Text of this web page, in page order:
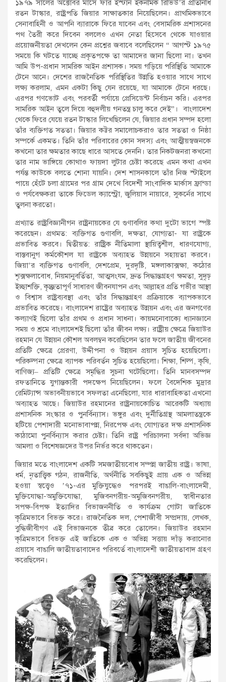
১৯৭৯ সালের অক্টোবর মাসে ফার ইস্টার্ন ইকনমিক রিভিউ’র প্রতিনিধি
রতন টাস্কার, রাষ্ট্রপতি জিয়ার সাক্ষাতকার নিয়েছিলেন। প্রাথমিকভাবে
সেনাবাহিনী ও আপনি ব্যারাকে ফিরে যাবেন এবং বেসামরিক প্রশাসনের
পথ তৈরী করে দিবেন বললেও এখন নেতা হিসেবে থেকে যাওয়ার
প্রয়োজনীয়তা দেখলেন কেন প্রশ্নের জবাবে বলেছিলেন “ আগস্ট ১৯৭৫
সময়ে কি ঘটতে যাচ্ছে প্রকৃতপক্ষে তা আমাদের জানা ছিলো না। তখন
আমি উপ-প্রধান সামরিক আইন প্রশাসক। সময় গড়িয়ে পরিস্থিতি আমাকে
টেনে আনে। দেশের রাজনৈতিক পরিস্থিতির উন্নতি হওয়ার সাথে সাথে
লক্ষ্য করলাম, এমন একটা কিছু যেন রয়েছে, যা আমাকে টেনে ধরছে।
এরপর গণভোট এবং পরবর্তী পর্যায়ে প্রেসিডেন্ট নির্বাচন করি। এরপর
সামরিক আইন তুলে দিয়ে বহুদলীয় গনতন্ত্র চালু করে দেই”। বাংলাদেশ
থেকে ফিরে যেয়ে রতন টাস্কার লিখেছিলেন যে, জিয়ার প্রধান সম্পদ হলো
তাঁর ব্যক্তিগত সততা। জিয়ার কট্টর সমালোচকরাও তার সততা ও নিষ্ঠা
সম্পর্কে একমত। তিনি তাঁর পরিবারের কোন সদস্য এবং আত্মীয়স্বজনকে
কখনো তার ক্ষমতার কাছে ধারে আসতে দেননি। তার নিকটজনরা কখনো
তার নাম ভাঙ্গিয়ে কোথাও ফায়দা লুটার চেষ্টা করেছে এমন কথা এখন
পর্যন্ত কাউকে বলতে শোনা যায়নি। দেশ শাসনকালে তাঁর নিজ স্টাইলে
পায়ে হেঁটে চলা গ্রামের পর গ্রাম দেখে বিদেশী সাংবাদিক মার্কাস ফ্রান্ডা
ও পর্যবেক্ষকরা তাকে ফিডেল ক্যাস্ট্রো, জুলিয়াস নায়ারে, সুকর্নের সাথে
তুলনা করতো।
প্রখ্যাত রাষ্ট্রবিজ্ঞানীগন রাষ্ট্রনায়কের যে গুণাবলির কথা দুটো ভাগে স্পষ্ট
করেছেন। প্রথমত: ব্যক্তিগত গুণাবলি, দক্ষতা, যোগ্যতা- যা রাষ্ট্রকে
প্রভাবিত করবে। দ্বিতীয়ত: রাষ্ট্রিক নীতিমালা স্থায়িত্বশীল, ধারণযোগ্য,
বাস্তবানুগ কর্মকৌশল যা রাষ্ট্রকে অব্যাহত উন্নয়নে সহায়তা করবে।
জিয়া’র ব্যক্তিগত গুণাবলি, দেশপ্রেম, দুরদৃষ্টি, মঙ্গলাকাক্সক্ষা, কঠোর
শৃক্সক্ষলাবোধ, নিয়মানুবর্তিতা, আত্মসংযম, দ্রুত সিদ্ধান্তগ্রহণ ক্ষমতা, সুদৃঢ়
ইচ্ছাশক্তি, কৃচ্ছ্রতাপূর্ণ সাধারণ জীবনযাপন এবং আল্লাহর প্রতি গভীর আস্থা
ও বিশ্বাস রাষ্ট্রব্যবস্থা এবং তাঁর সিদ্ধান্তগ্রহণ প্রক্রিয়াকে ব্যাপকভাবে
প্রভাবিত করেছে। বাংলাদেশ রাষ্ট্রের অব্যাহত উন্নয়ন এবং এর জনগণের
কল্যাণই ছিলো তাঁর প্রথম ও প্রধান সাধনা। কায়মনোবাক্যে ধ্যানজ্ঞানে
সময় ও শ্রমে বাংলাদেশই ছিলো তাঁর জীবন লক্ষ্য। রাষ্ট্রীয় ক্ষেত্রে জিয়াউর
রহমান যে উন্নয়ন কৌশল অবলম্বন করেছিলেন তার ফলে জাতীয় জীবনের
প্রতিটি ক্ষেত্রে প্রেরণা, উদ্দীপনা ও উন্নয়ন প্রয়াস সুচিত হয়েছিলো।
পরিকল্পনা ক্ষেত্রে ব্যাপক পরিবর্তন সুচিত হয়েছিলো। শিক্ষা, শিল্প, কৃষি,
বাণিজ্য– প্রতিটি ক্ষেত্রে সমৃদ্ধির সুচনা ঘটেছিলো। তিনি মানবসম্পদ
রফতানিতে যুগান্তকারী পদক্ষেপ নিয়েছিলেন। ফলে বৈদেশিক মুদ্রার
রেমিট্যান্স অভাবনীয়ভাবে সফলতা এনেছিলো, যার ধারাবাহিকতা এখনো
অব্যাহত আছে। জিয়াউর রহমানের রাষ্ট্রনায়কোচিত আরেকটি অধ্যায়
প্রশাসনিক সংস্কার ও পুনর্বিন্যাস। ভঙ্গুর এবং দুর্নীতিগ্রস্থ আমলাতন্ত্রকে
হটিয়ে পেশাদারী মনোভাবাপন্ন, নিরপেক্ষ এবং যোগ্যতর দক্ষ প্রশাসনিক
কাঠামো পুনর্বিন্যাস করার চেষ্টা। তিনি রাষ্ট্র পরিচালনা সর্বদা অভিজ্ঞ
আমলা ও বিশেষজ্ঞদের উপর নির্ভর করে থাকতেন।
জিয়ার মতে বাংলাদেশ একটি সমজাতীয়বোধ সম্পন্ন জাতীয় রাষ্ট্র। ভাষা,
ধর্ম, নৃতাত্ত্বিক গঠন, রাজনীতি, অর্থনীতি সবকিছুই প্রায় এক ও অভিন্ন
হওয়া স্বত্ত্বেও ’৭১-এর মুক্তিযুদ্ধেও পরপরই বাঙালি-বাংলাদেমী,
মুক্তিযোদ্ধা-অমুক্তিযোদ্ধা, মুজিবনগরীয়-অমুজিবনগরীয়, স্বাধীনতার
সপক্ষ-বিপক্ষ ইত্যাদির বিভাজননীতি ও কার্যক্রম গোটা জাতিকে
কৃত্রিমভাবে বিভক্ত করে। রাজনৈতিক দল, পেশাজীবী সম্প্রদায়, লেখক,
বুদ্ধিজীবীগণ এই বিভাজনকে তীব্র করে তোলেন। জিয়াউর রহমান
কৃত্রিমভাবে বিভক্ত এই জাতিকে এক ও অভিন্ন সত্তায় দাঁড় করানোর
প্রয়াসে বাঙালি জাতীয়তাবাদের পরিবর্তে বাংলাদেশী জাতীয়তাবাদ গ্রহণ
করেছিলেন।